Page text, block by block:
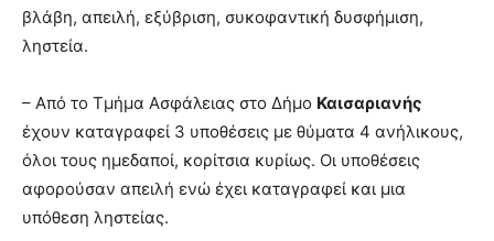
βλάβη, απειλή, εξύβριση, συκοφαντική δυσφήμιση,
ληστεία.
– Από το Τμήμα Ασφάλειας στο Δήμο Καισαριανής
έχουν καταγραφεί 3 υποθέσεις με θύματα 4 ανήλικους,
όλοι τους ημεδαποί, κορίτσια κυρίως. Οι υποθέσεις
αφορούσαν απειλή ενώ έχει καταγραφεί και μια
υπόθεση ληστείας.